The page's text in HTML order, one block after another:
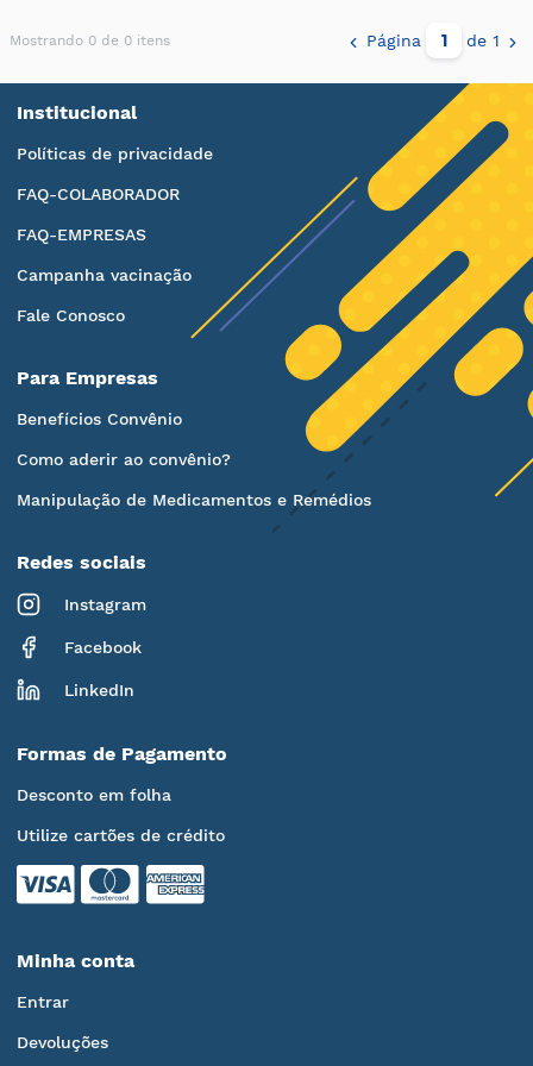
Mostrando 0 de 0 itens Página de 1
Institucional
Políticas de privacidade
FAQ-COLABORADOR
FAQ-EMPRESAS
Campanha vacinação
Fale Conosco
Para Empresas
Benefícios Convênio
Como aderir ao convênio?
Manipulação de Medicamentos e Remédios
Redes sociais
Instagram
Facebook
LinkedIn
Formas de Pagamento
Desconto em folha
Utilize cartões de crédito
Minha conta
Entrar
Devoluções